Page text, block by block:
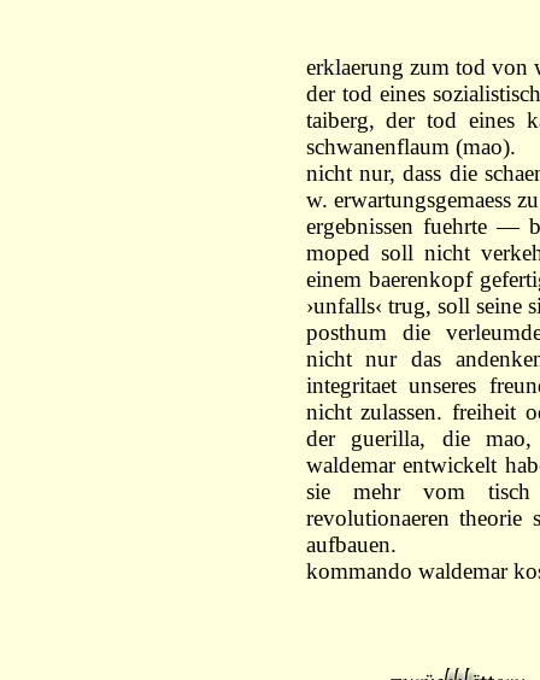
erklaerung zum tod von
der tod eines
taiberg, der tod eines
schwanenflaum (mao).
nicht nur, dass die
w. erwartungsgemaess
ergebnissen fuehrte —
moped soll nicht
einem baerenkopf
›unfalls‹ trug, soll seine
posthum die
nicht nur das
integritaet unseres
nicht zulassen. freiheit
der guerilla, die
waldemar entwickelt
sie mehr vom
revolutionaeren
aufbauen.
kommando waldemar